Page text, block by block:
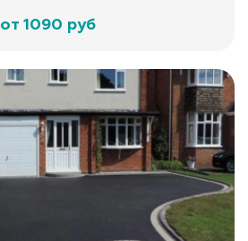
от 1090 руб